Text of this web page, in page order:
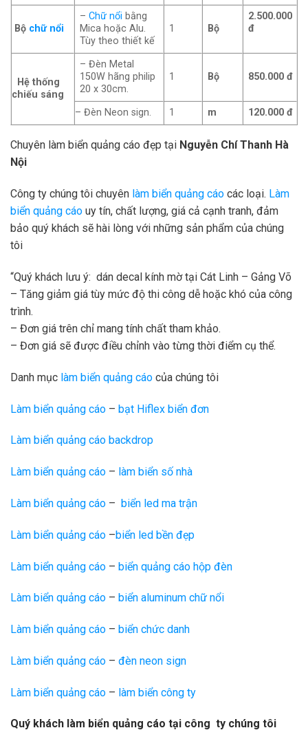
Bộ chữ nổi
–Chữ nổi bằng
Mica hoặc Alu.
Tùy theo thiết kế
1 Bộ
2.500.000
đ
Hệ thống
chiếu sáng
– Đèn Metal
150W hãng philip
20 x 30cm.
1 Bộ 850.000 đ
– Đèn Neon sign. 1 m 120.000 đ
Chuyên làm biển quảng cáo đẹp tại Nguyễn Chí Thanh Hà
Nội
Công ty chúng tôi chuyên làm biển quảng cáo các loại. Làm
biển quảng cáo uy tín, chất lượng, giá cả cạnh tranh, đảm
bảo quý khách sẽ hài lòng với những sản phẩm của chúng
tôi
“Quý khách lưu ý: dán decal kính mờ tại Cát Linh – Gảng Võ
– Tăng giảm giá tùy mức độ thi công dễ hoặc khó của công
trình.
– Đơn giá trên chỉ mang tính chất tham khảo.
– Đơn giá sẽ được điều chỉnh vào từng thời điểm cụ thể.
Danh mục làm biển quảng cáo của chúng tôi
Làm biển quảng cáo – bạt Hiflex biển đơn
Làm biển quảng cáo backdrop
Làm biển quảng cáo – làm biển số nhà
Làm biển quảng cáo – biển led ma trận
Làm biển quảng cáo –biển led bền đẹp
Làm biển quảng cáo – biển quảng cáo hộp đèn
Làm biển quảng cáo – biển aluminum chữ nổi
Làm biển quảng cáo – biển chức danh
Làm biển quảng cáo – đèn neon sign
Làm biển quảng cáo – làm biển công ty
Quý khách làm biển quảng cáo tại công ty chúng tôi